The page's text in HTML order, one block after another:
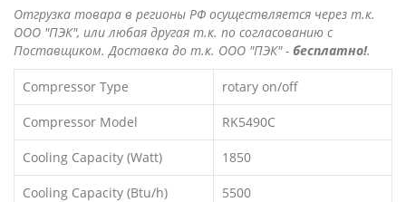
Отгрузка товара в регионы РФ осуществляется через т.к.
ООО "ПЭК", или любая другая т.к. по согласованию с
Поставщиком. Доставка до т.к. ООО "ПЭК" - бесплатно!.
Compressor Type rotary on/off
Compressor Model RK5490C
Cooling Capacity (Watt) 1850
Cooling Capacity (Btu/h) 5500